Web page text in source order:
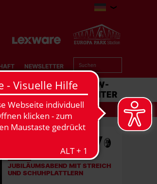
NEWSLETTER
MATCHCENTER
VEREIN 31.07.2026
JUBILÄUMSABEND MIT STREICH
UND SCHUHPLATTLERN